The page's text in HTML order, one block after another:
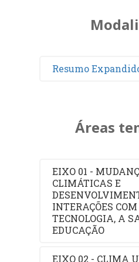
Resumo
Áreas
EIXO 01 -
CLIMÁTICAS E
INTERAÇÕES
TECNOLOGIA, A
EDUCAÇÃO
EIXO 02 - CLIMA